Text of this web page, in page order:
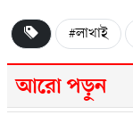
#লাখাই
আরো পড়ুন